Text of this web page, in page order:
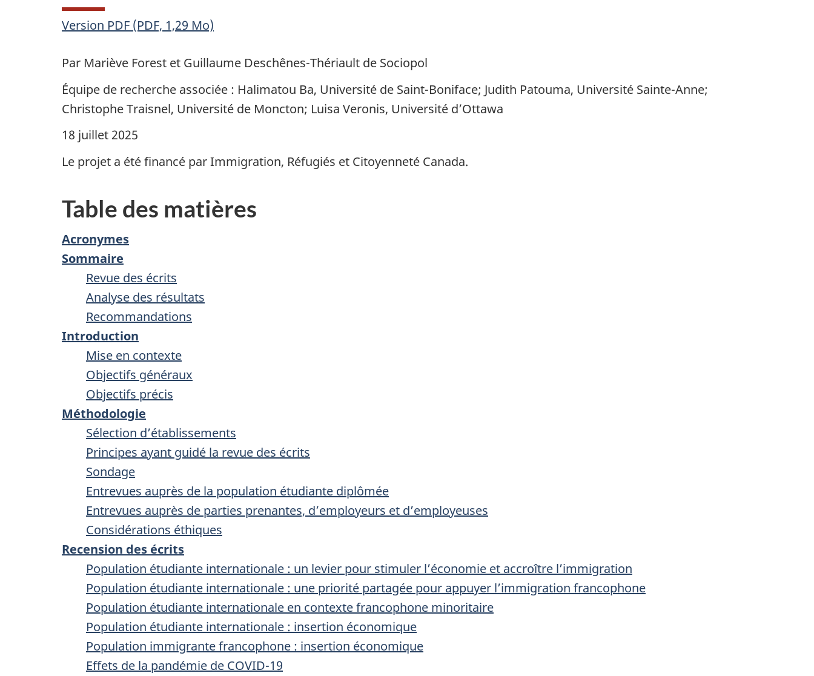
Version PDF (PDF, 1,29 Mo)
Par Mariève Forest et Guillaume Deschênes-Thériault de Sociopol
Équipe de recherche associée : Halimatou Ba, Université de Saint-Boniface; Judith Patouma, Université Sainte-Anne;
Christophe Traisnel, Université de Moncton; Luisa Veronis, Université d’Ottawa
18 juillet 2025
Le projet a été financé par Immigration, Réfugiés et Citoyenneté Canada.
Table des matières
Acronymes
Sommaire
Revue des écrits
Analyse des résultats
Recommandations
Introduction
Mise en contexte
Objectifs généraux
Objectifs précis
Méthodologie
Sélection d’établissements
Principes ayant guidé la revue des écrits
Sondage
Entrevues auprès de la population étudiante diplômée
Entrevues auprès de parties prenantes, d’employeurs et d’employeuses
Considérations éthiques
Recension des écrits
Population étudiante internationale : un levier pour stimuler l’économie et accroître l’immigration
Population étudiante internationale : une priorité partagée pour appuyer l’immigration francophone
Population étudiante internationale en contexte francophone minoritaire
Population étudiante internationale : insertion économique
Population immigrante francophone : insertion économique
Effets de la pandémie de COVID-19